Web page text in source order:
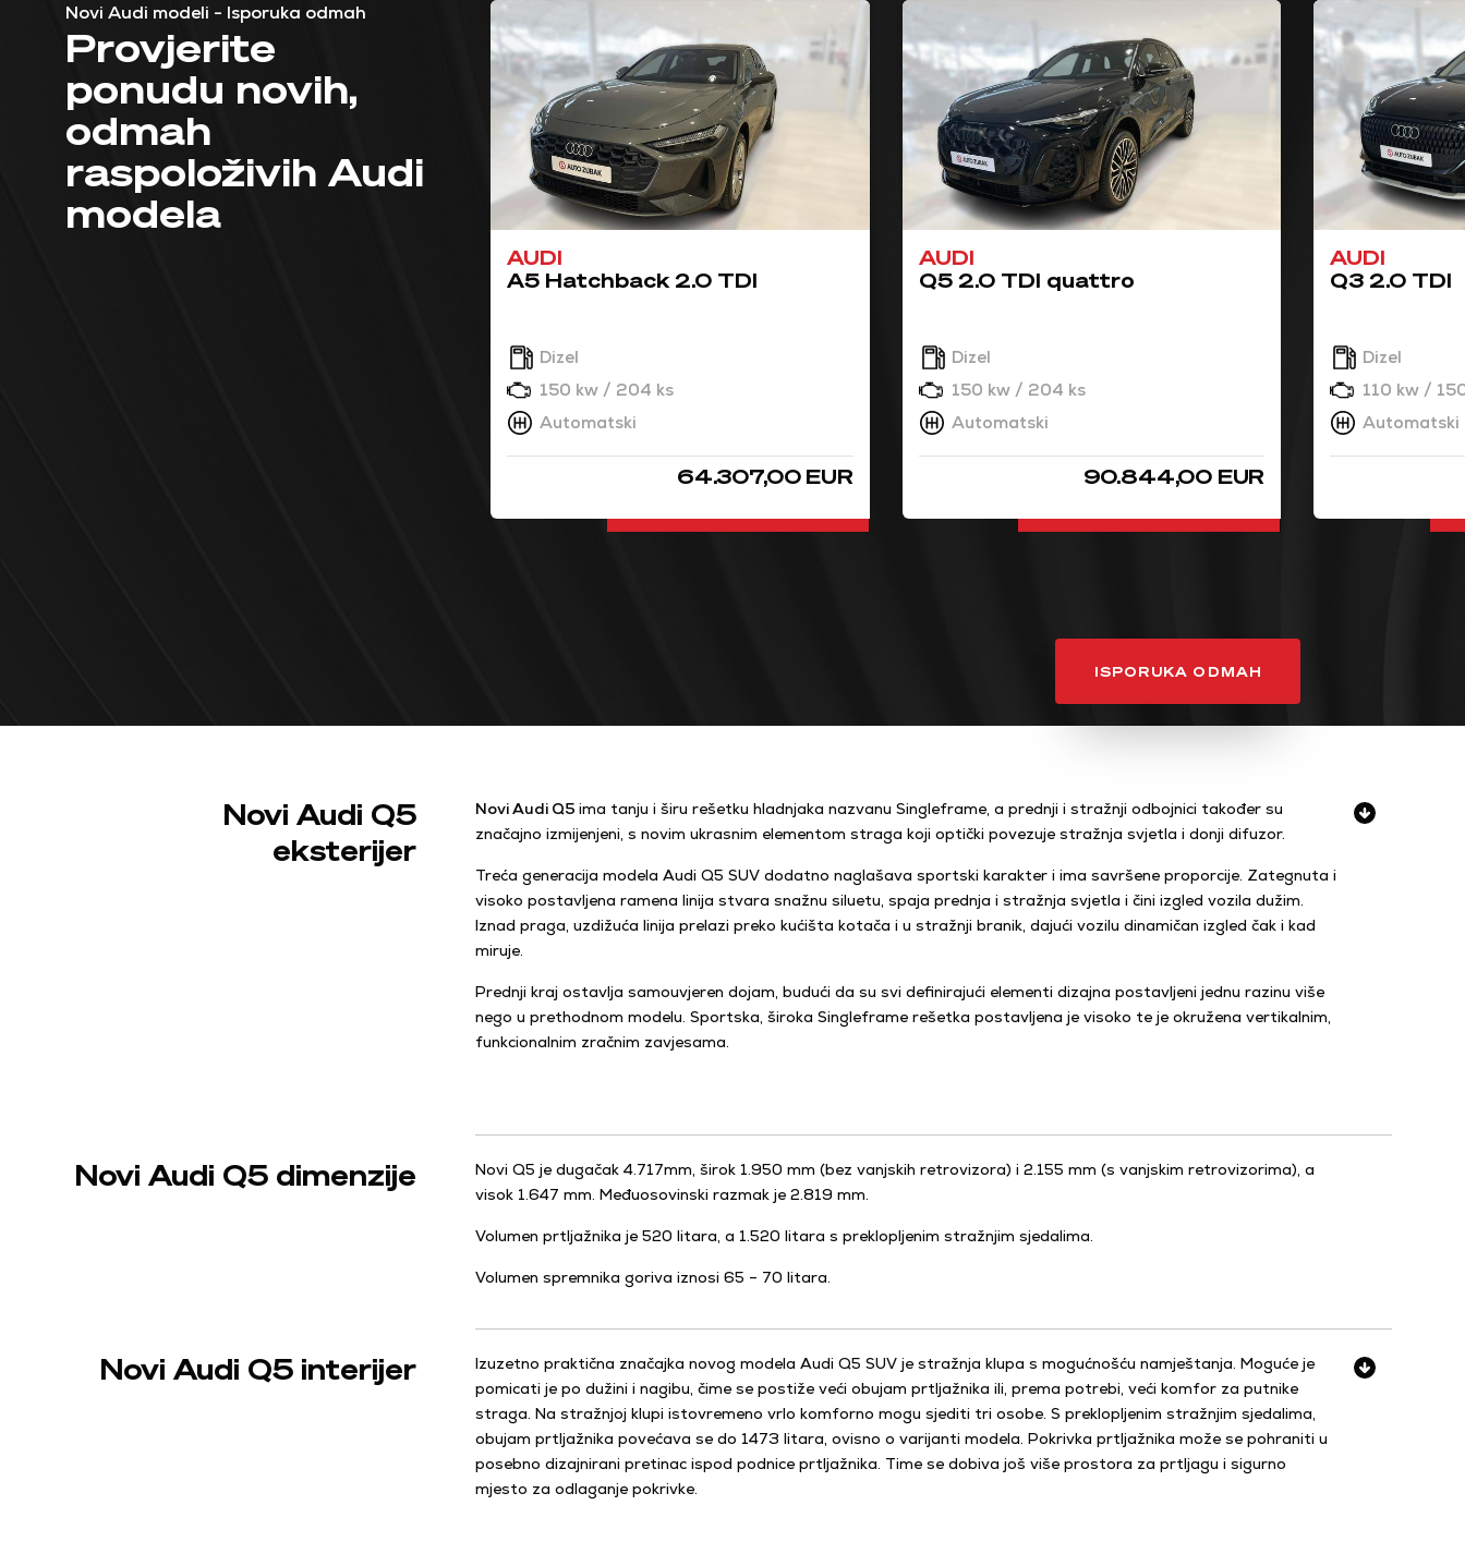
Novi Audi modeli - Isporuka odmah
Provjerite
ponudu novih,
odmah
raspoloživih Audi
modela
AUDI
A5 Hatchback 2.0 TDI
Dizel
150 kw / 204 ks
Automatski
64.307,00 EUR
AUDI
Q5 2.0 TDI quattro
Dizel
150 kw / 204 ks
Automatski
90.844,00 EUR
AUDI
Q3 2.0 TDI
Dizel
110 kw /
Automatski
ISPORUKA ODMAH
Novi Audi Q5
eksterijer
Novi Audi Q5ima tanju i širu rešetku hladnjaka nazvanu Singleframe, a prednji i stražnji odbojnici također su
značajno izmijenjeni, s novim ukrasnim elementom straga koji optički povezuje stražnja svjetla i donji difuzor.
Treća generacija modela Audi Q5 SUV dodatno naglašava sportski karakter i ima savršene proporcije. Zategnuta i
visoko postavljena ramena linija stvara snažnu siluetu, spaja prednja i stražnja svjetla i čini izgled vozila dužim.
Iznad praga, uzdižuća linija prelazi preko kućišta kotača i u stražnji branik, dajući vozilu dinamičan izgled čak i kad
miruje.
Prednji kraj ostavlja samouvjeren dojam, budući da su svi definirajući elementi dizajna postavljeni jednu razinu više
nego u prethodnom modelu. Sportska, široka Singleframe rešetka postavljena je visoko te je okružena vertikalnim,
funkcionalnim zračnim zavjesama.
Novi Audi Q5 dimenzije
Novi Q5 je dugačak 4.717mm, širok 1.950 mm (bez vanjskih retrovizora) i 2.155 mm (s vanjskim retrovizorima), a
visok 1.647 mm. Međuosovinski razmak je 2.819 mm.
Volumen prtljažnika je 520 litara, a 1.520 litara s preklopljenim stražnjim sjedalima.
Volumen spremnika goriva iznosi 65 – 70 litara.
Novi Audi Q5 interijer
Izuzetno praktična značajka novog modela Audi Q5 SUV je stražnja klupa s mogućnošću namještanja. Moguće je
pomicati je po dužini i nagibu, čime se postiže veći obujam prtljažnika ili, prema potrebi, veći komfor za putnike
straga. Na stražnjoj klupi istovremeno vrlo komforno mogu sjediti tri osobe. S preklopljenim stražnjim sjedalima,
obujam prtljažnika povećava se do 1473 litara, ovisno o varijanti modela. Pokrivka prtljažnika može se pohraniti u
posebno dizajnirani pretinac ispod podnice prtljažnika. Time se dobiva još više prostora za prtljagu i sigurno
mjesto za odlaganje pokrivke.